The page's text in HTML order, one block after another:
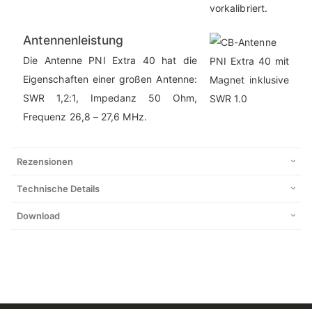
vorkalibriert.
Antennenleistung
Die Antenne PNI Extra 40 hat die
Eigenschaften einer großen Antenne:
SWR 1,2:1, Impedanz 50 Ohm,
Frequenz 26,8 – 27,6 MHz.
Rezensionen
Technische Details
Download